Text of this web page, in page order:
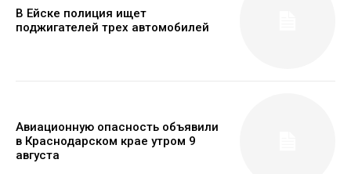
В Ейске полиция ищет
поджигателей трех автомобилей
Авиационную опасность объявили
в Краснодарском крае утром 9
августа